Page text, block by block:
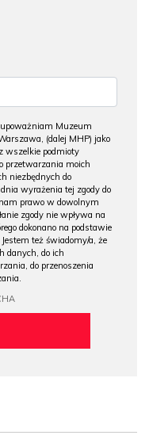
Muzeum
(dalej MHP) jako
wszelkie podmioty
przetwarzania moich
niezbędnych do
wyrażenia tej zgody do
prawo w dowolnym
zgody nie wpływa na
dokonano na podstawie
też świadomy/a, że
danych, do ich
do przenoszenia